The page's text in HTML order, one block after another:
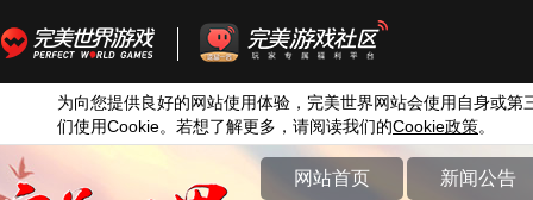
为向您提供良好的网站使用体验，完美世界网站会使用自身或第
们使用Cookie。若想了解更多，请阅读我们的Cookie政策。
网站首页 新闻公告